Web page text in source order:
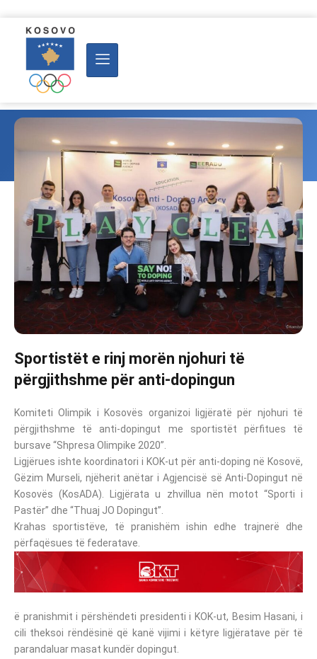
Sportistët e rinj morën njohuri të
përgjithshme për anti-dopingun
Komiteti Olimpik i Kosovës organizoi ligjëratë për njohuri të
përgjithshme të anti-dopingut me sportistët përfitues të
bursave “Shpresa Olimpike 2020”.
Ligjërues ishte koordinatori i KOK-ut për anti-doping në Kosovë,
Gëzim Murseli, njëherit anëtar i Agjencisë së Anti-Dopingut në
Kosovës (KosADA). Ligjërata u zhvillua nën motot “Sporti i
Pastër” dhe “Thuaj JO Dopingut”.
Krahas sportistëve, të pranishëm ishin edhe trajnerë dhe
përfaqësues të federatave.
ë pranishmit i përshëndeti presidenti i KOK-ut, Besim Hasani, i
cili theksoi rëndësinë që kanë vijimi i këtyre ligjëratave për të
parandaluar masat kundër dopingut.